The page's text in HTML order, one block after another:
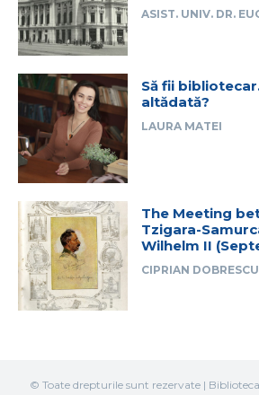
ASIST. UNIV. DR.
Să fii
altădată?
LAURA MATEI
The Meeting
Tzigara-
Wilhelm II
CIPRIAN DOBRESCU
© Toate drepturile sunt rezervate |